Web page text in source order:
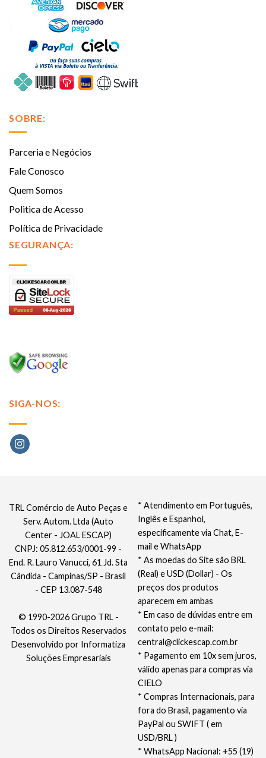
SOBRE:
Parceria e Negócios
Fale Conosco
Quem Somos
Politica de Acesso
Política de Privacidade
SEGURANÇA:
SIGA-NOS:
* Atendimento em Português,
Inglês e Espanhol,
especificamente via Chat, E-
mail e WhatsApp
* As moedas do Site são BRL
(Real) e USD (Dollar) - Os
preços dos produtos
aparecem em ambas
* Em caso de dúvidas entre em
contato pelo e-mail:
central@clickescap.com.br
* Pagamento em 10x sem juros,
válido apenas para compras via
CIELO
* Compras Internacionais, para
fora do Brasil, pagamento via
PayPal ou SWIFT ( em
USD/BRL )
* WhatsApp Nacional: +55 (19)
TRL Comércio de Auto Peças e
Serv. Autom. Ltda (Auto
Center - JOAL ESCAP)
CNPJ: 05.812.653/0001-99 -
End. R. Lauro Vanucci, 61 Jd. Sta
Cândida - Campinas/SP - Brasil
- CEP 13.087-548
© 1990-2026 Grupo TRL -
Todos os Direitos Reservados
Desenvolvido por Informatiza
Soluções Empresariais